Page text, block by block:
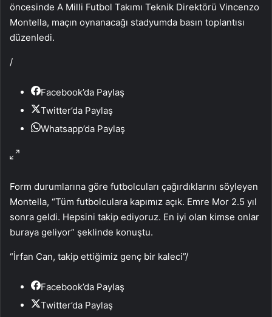
öncesinde A Milli Futbol Takımı Teknik Direktörü Vincenzo
Montella, maçın oynanacağı stadyumda basın toplantısı
düzenledi.
/
Facebook’da Paylaş
Twitter’da Paylaş
Whatsapp’da Paylaş
Form durumlarına göre futbolcuları çağırdıklarını söyleyen
Montella, “Tüm futbolculara kapımız açık. Emre Mor 2.5 yıl
sonra geldi. Hepsini takip ediyoruz. En iyi olan kimse onlar
buraya geliyor” şeklinde konuştu.
“İrfan Can, takip ettiğimiz genç bir kaleci”/
Facebook’da Paylaş
Twitter’da Paylaş